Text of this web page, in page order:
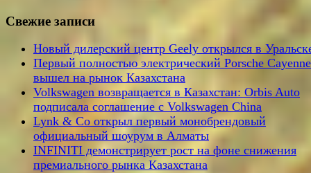
Свежие записи
Новый дилерский центр Geely открылся в
Первый полностью электрический Porsche Cayenne
вышел на рынок Казахстана
Volkswagen возвращается в Казахстан: Orbis Auto
подписала соглашение с Volkswagen China
Lynk & Co открыл первый монобрендовый
официальный шоурум в Алматы
INFINITI демонстрирует рост на фоне снижения
премиального рынка Казахстана